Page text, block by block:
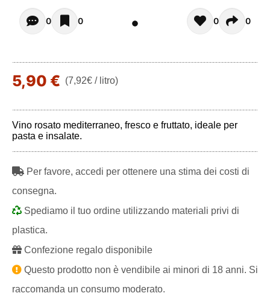
Opiniones - In questo momento non ci sono commenti.
0 0 0 0
5,90 € (7,92€ / litro)
Vino rosato mediterraneo, fresco e fruttato, ideale per
pasta e insalate.
Per favore, accedi per ottenere una stima dei costi di
consegna.
Spediamo il tuo ordine utilizzando materiali privi di
plastica.
Confezione regalo disponibile
Questo prodotto non è vendibile ai minori di 18 anni. Si
raccomanda un consumo moderato.